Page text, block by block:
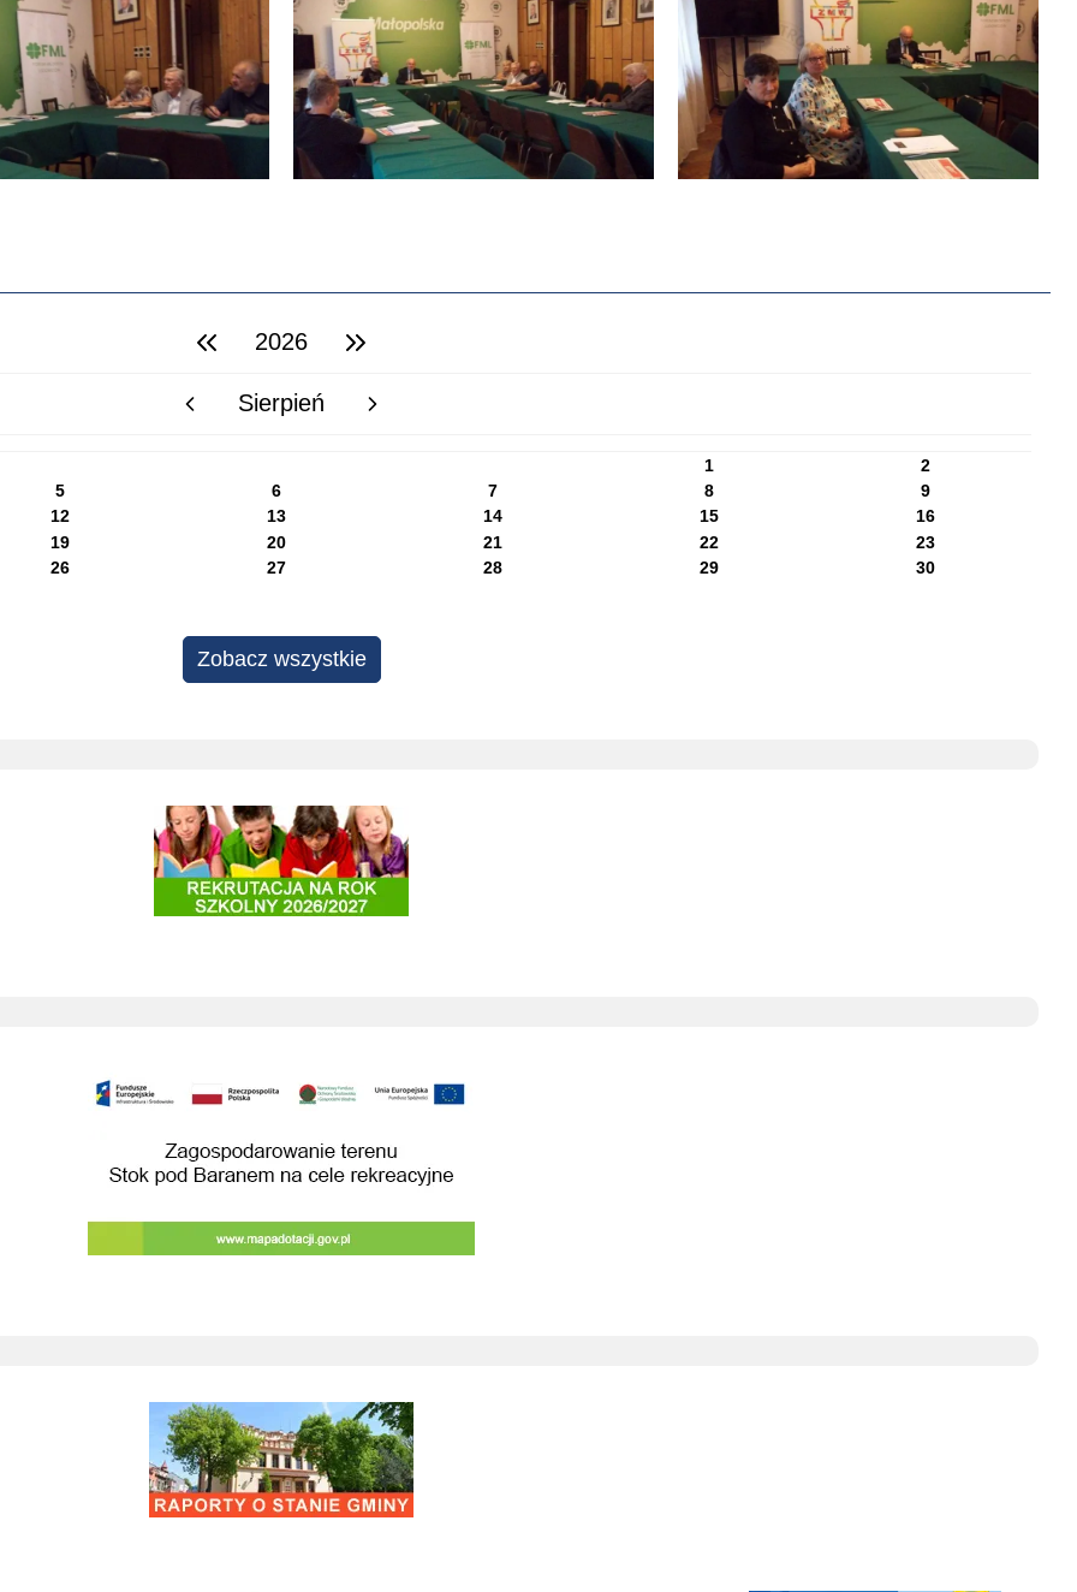
poprzedni rok2026 następny rok
poprzedni miesiącSierpień następny miesiąc
1
2
5 6 7 8
9
12 13 14 15
16
19 20 21 22
23
26 27 28 29
30
Zobacz wszystkie
Rekrutacja do szkół i przedszkoli 2025/2026
Raporty o stanie Gminy Wieliczka